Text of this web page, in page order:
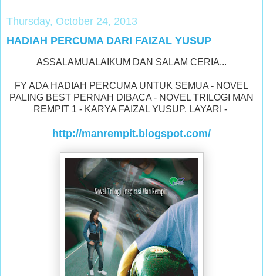
Thursday, October 24, 2013
HADIAH PERCUMA DARI FAIZAL YUSUP
ASSALAMUALAIKUM DAN SALAM CERIA...
FY ADA HADIAH PERCUMA UNTUK SEMUA - NOVEL
PALING BEST PERNAH DIBACA - NOVEL TRILOGI MAN
REMPIT 1 - KARYA FAIZAL YUSUP. LAYARI -
http://manrempit.blogspot.com/